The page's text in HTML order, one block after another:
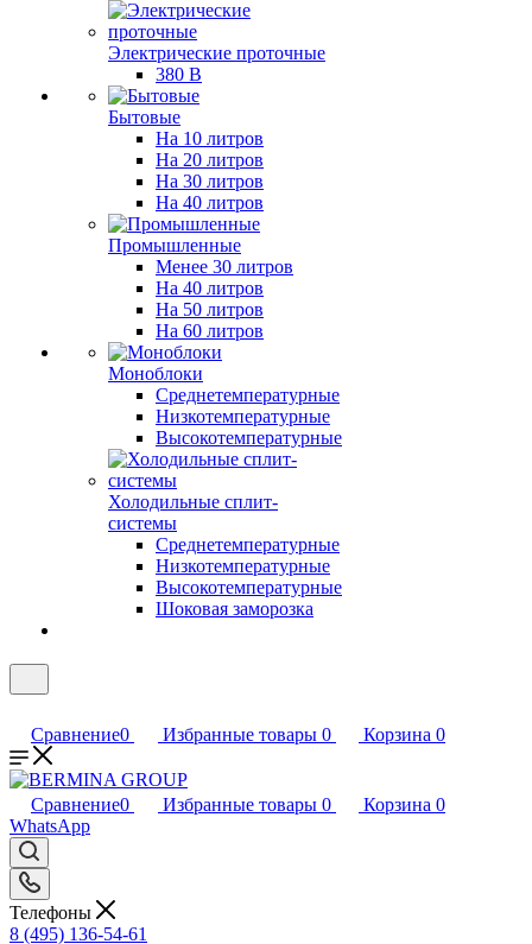
Электрические проточные
380 В
Бытовые
На 10 литров
На 20 литров
На 30 литров
На 40 литров
Промышленные
Менее 30 литров
На 40 литров
На 50 литров
На 60 литров
Моноблоки
Среднетемпературные
Низкотемпературные
Высокотемпературные
Холодильные сплит-
системы
Среднетемпературные
Низкотемпературные
Высокотемпературные
Шоковая заморозка
Сравнение0 Избранные товары 0 Корзина 0
Сравнение0 Избранные товары 0 Корзина 0
WhatsApp
Телефоны
8 (495) 136-54-61